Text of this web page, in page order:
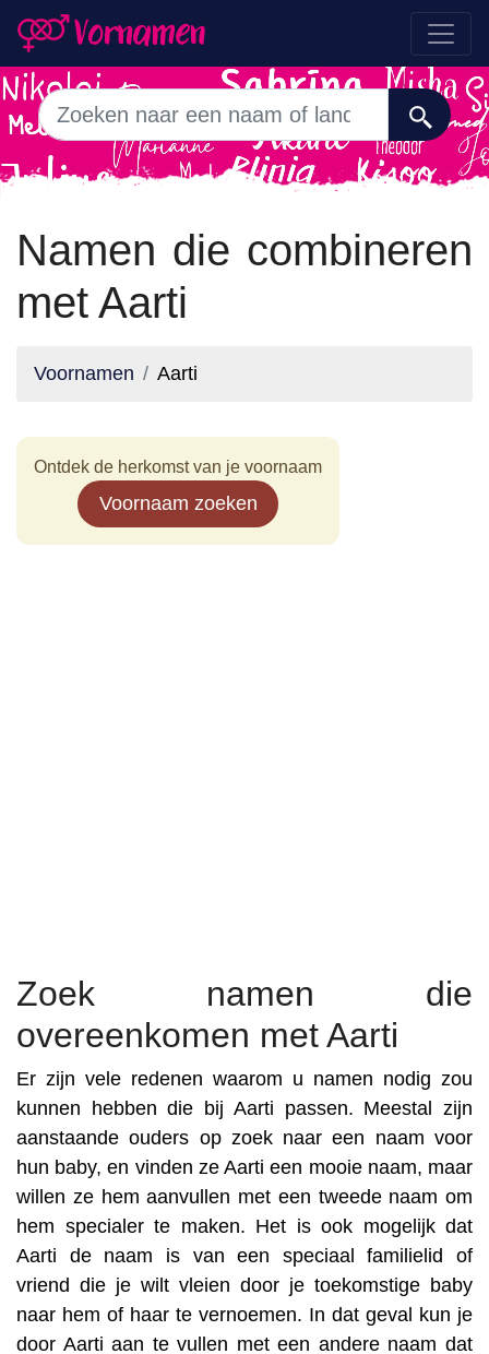
Namen die combineren
met Aarti
Voornamen Aarti
Ontdek de herkomst van je voornaam
Voornaam zoeken
Zoek namen die
overeenkomen met Aarti
Er zijn vele redenen waarom u namen nodig zou
kunnen hebben die bij Aarti passen. Meestal zijn
aanstaande ouders op zoek naar een naam voor
hun baby, en vinden ze Aarti een mooie naam, maar
willen ze hem aanvullen met een tweede naam om
hem specialer te maken. Het is ook mogelijk dat
Aarti de naam is van een speciaal familielid of
vriend die je wilt vleien door je toekomstige baby
naar hem of haar te vernoemen. In dat geval kun je
door Aarti aan te vullen met een andere naam dat